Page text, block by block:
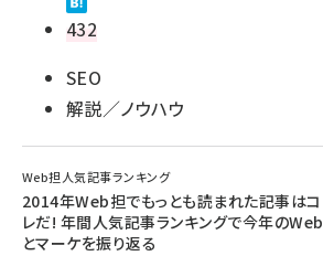
432
SEO
解説／ノウハウ
Web担人気記事ランキング
2014年Web担でもっとも読まれた記事はコ
レだ! 年間人気記事ランキングで今年のWeb
とマーケを振り返る